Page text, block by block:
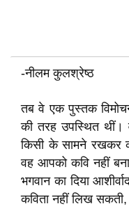
-नीलम कुलश्रेष्ठ
तब वे एक पुस्तक
की तरह उपस्थित
किसी के सामने रखकर
वह आपको कवि नहीं
भगवान का दिया
कविता नहीं लिख सकती,